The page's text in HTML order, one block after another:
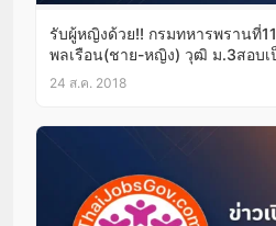
รับผู้หญิงด้วย!! กรมทหารพรานที่
พลเรือน(ชาย-หญิง) วุฒิ ม.3สอบเ
พราน25ส.ค.-5ก.ย.61
24 ส.ค. 2018